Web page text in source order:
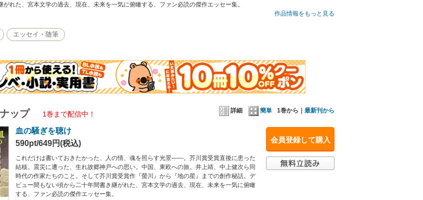
がれた、宮本文学の過去、現在、未来を一気に俯瞰する、ファン必読の傑作エッセー集。
作品情報をもっと見る
エッセイ・随筆
詳細 簡単 1巻から｜ 最新刊から
ナップ 1巻まで配信中！
会員登録して購入
血の騒ぎを聴け
590pt/649円(税込)
これだけは書いておきたかった、人の情、魂を照らす光景――。芥川賞受賞直後に患った
結核。震災に遭った、生れ故郷神戸への思い。中国、東欧への旅。井上靖、中上健次ら同
時代の作家たちのこと。そして芥川賞受賞作『螢川』から『地の星』までの創作秘話。デ
ビュー間もない頃から二十年間書き継がれた、宮本文学の過去、現在、未来を一気に俯瞰
する、ファン必読の傑作エッセー集。